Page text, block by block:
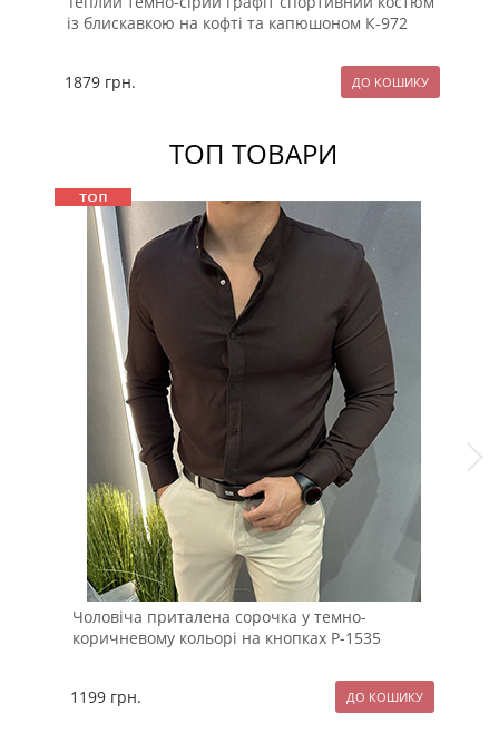
із блискавкою на кофті та капюшоном К-972
1879 грн.
ТОП ТОВАРИ
Чоловіча приталена сорочка у темно-
коричневому кольорі на кнопках Р-1535
1199 грн.